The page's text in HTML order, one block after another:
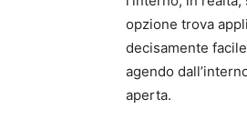
opzione trova
decisamente
agendo
aperta.